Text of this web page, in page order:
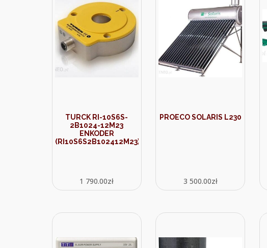
TURCK RI-10S6S-
2B1024-12M23
ENKODER
(RI10S6S2B102412M23)
1 790.00zł
PROECO SOLARIS L230
3 500.00zł